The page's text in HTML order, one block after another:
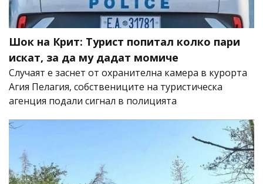
Шок на Крит: Турист попитал колко пари
искат, за да му дадат момиче
Случаят е заснет от охранителна камера в курорта
Агия Пелагия, собствениците на туристическа
агенция подали сигнал в полицията